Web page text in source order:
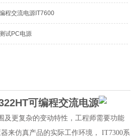
程交流电源IT7600
试PC电源
可编程交流电源
及更复杂的变动特性，工程师需要功能
来仿真产品的实际工作环境， IT7300系